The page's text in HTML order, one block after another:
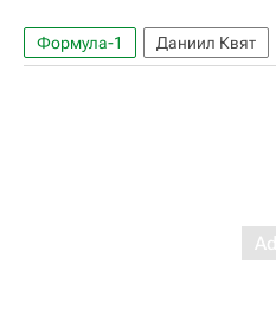
Формула-1 Даниил Квят